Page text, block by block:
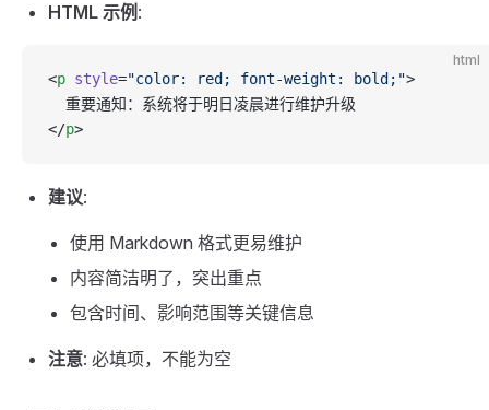
HTML 示例 :
html
<p style="color: red; font-weight: bold;">
  重要通知：系统将于明日凌晨进行维护升级
</p>
建议:
使用 Markdown 格式更易维护
内容简洁明了，突出重点
包含时间、影响范围等关键信息
注意: 必填项，不能为空